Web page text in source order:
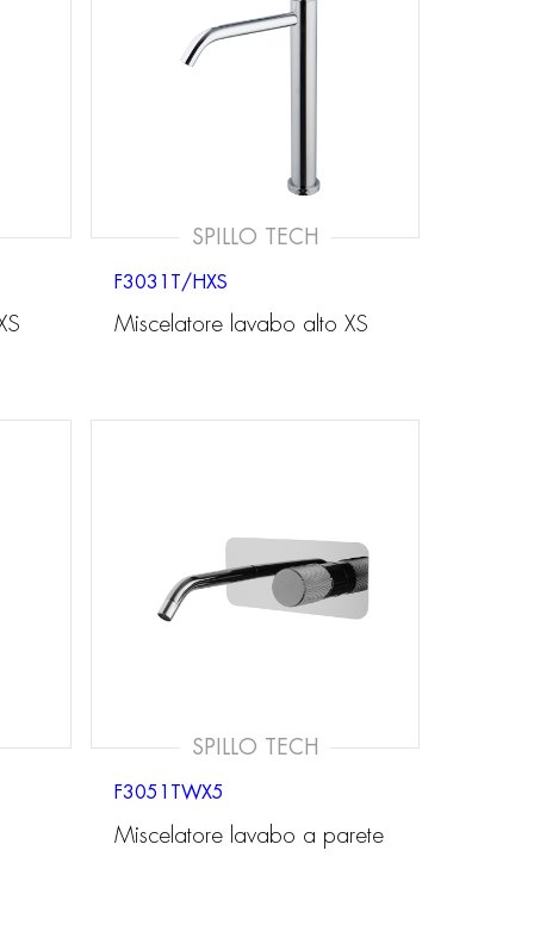
SPILLO TECH
F3031T/HXS
Miscelatore lavabo alto XS
SPILLO TECH
F3051TWX5
Miscelatore lavabo a parete